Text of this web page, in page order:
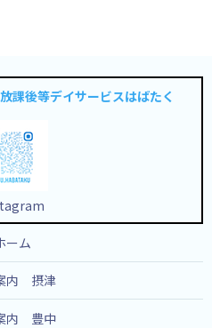
後等デイサービスはばたく
ーム
内 摂津
内 豊中